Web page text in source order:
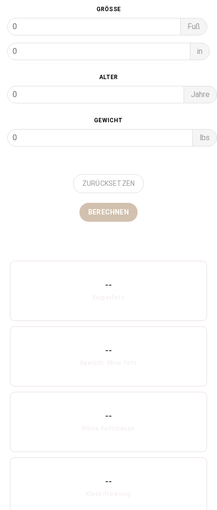
GRÖSSE
Fuß
in
ALTER
Jahre
GEWICHT
lbs
ZURÜCKSETZEN
BERECHNEN
--
--
--
--